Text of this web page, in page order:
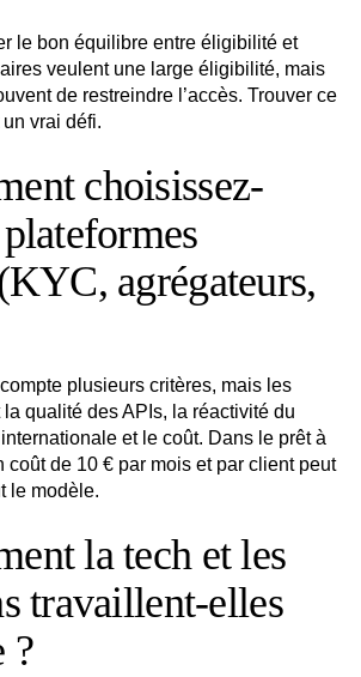
le bon équilibre entre éligibilité et
veulent une large éligibilité, mais
de restreindre l’accès. Trouver ce
vrai défi.
choisissez-
agrégateurs,
plusieurs critères, mais les
qualité des APIs, la réactivité du
et le coût. Dans le prêt à
coût de 10 € par mois et par client peut
le modèle.
la tech et les
travaillent-elles
?